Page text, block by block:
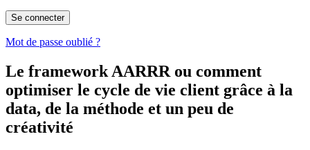
Mot de passe oublié ?
Le framework AARRR ou comment
optimiser le cycle de vie client grâce à la
data, de la méthode et un peu de
créativité